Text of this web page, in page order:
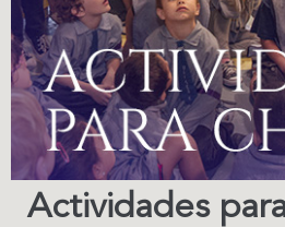
Actividades